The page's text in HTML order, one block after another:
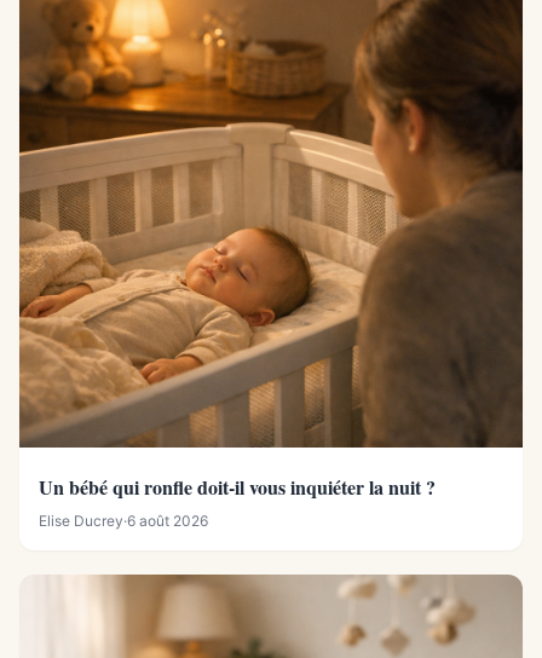
Un bébé qui ronfle doit-il vous inquiéter la nuit ?
Elise Ducrey·6 août 2026